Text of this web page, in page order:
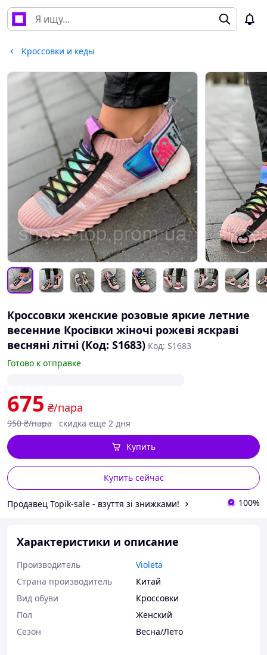
Кроссовки и кеды
Кроссовки женские розовые яркие летние
весенние Кросівки жіночі рожеві яскраві
весняні літні (Код: S1683) Код: S1683
Готово к отправке
675 ₴/пара
950 ₴/пара скидка еще 2 дня
Купить сейчас
Купить
Продавец Topik-sale - взуття зі знижками! 100%
Характеристики и описание
Производитель
Violeta
Страна производитель
Китай
Вид обуви
Кроссовки
Пол
Женский
Сезон
Весна/Лето